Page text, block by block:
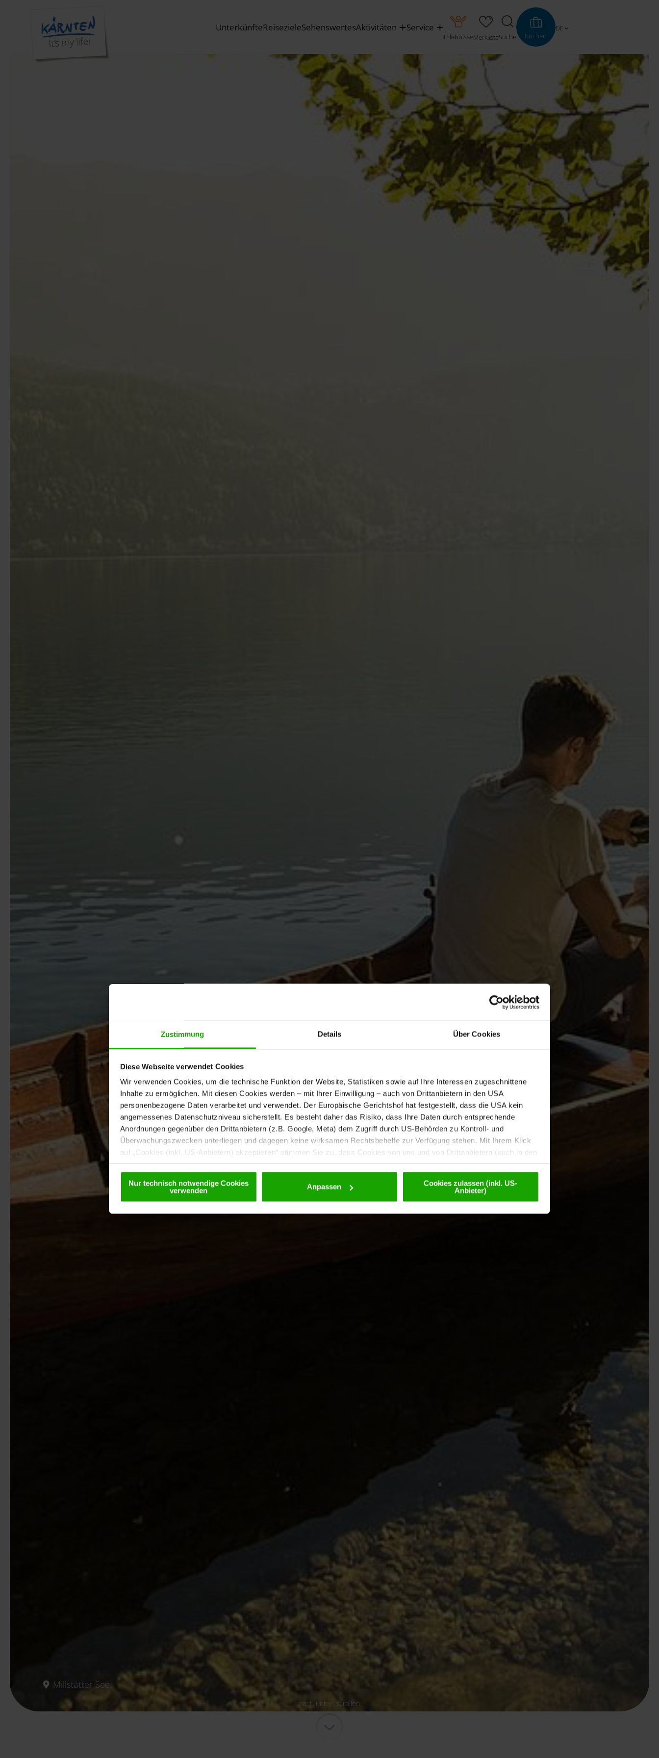
Zustimmung Details Über Cookies
Diese Webseite verwendet Cookies
Wir verwenden Cookies, um die technische Funktion der Website, Statistiken sowie auf Ihre Interessen zugeschnittene
Inhalte zu ermöglichen. Mit diesen Cookies werden – mit Ihrer Einwilligung – auch von Drittanbietern in den USA
personenbezogene Daten verarbeitet und verwendet. Der Europäische Gerichtshof hat festgestellt, dass die USA kein
angemessenes Datenschutzniveau sicherstellt. Es besteht daher das Risiko, dass Ihre Daten durch entsprechende
Anordnungen gegenüber den Drittanbietern (z.B. Google, Meta) dem Zugriff durch US-Behörden zu Kontroll- und
Überwachungszwecken unterliegen und dagegen keine wirksamen Rechtsbehelfe zur Verfügung stehen. Mit Ihrem Klick
auf „Cookies (inkl. US-Anbietern) akzeptieren“ stimmen Sie zu, dass Cookies von uns und von Drittanbietern (auch in den
Nur technisch notwendige Cookies
verwenden
Anpassen
Cookies zulassen (inkl. US-
Anbieter)
UnterkünfteReisezieleSehenswertesAktivitäten Service
ErlebnisseMerklisteSuche Buchen
DE
Millstätter See
nach unten scrollen